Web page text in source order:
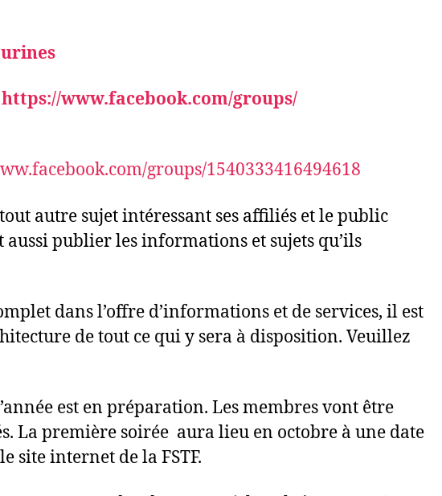
https://www.facebook.com/groups/
facebook.com/groups/1540333416494618
autre sujet intéressant ses affiliés et le public
publier les informations et sujets qu’ils
dans l’offre d’informations et de services, il est
de tout ce qui y sera à disposition. Veuillez
est en préparation. Les membres vont être
La première soirée aura lieu en octobre à une date
site internet de la FSTF.